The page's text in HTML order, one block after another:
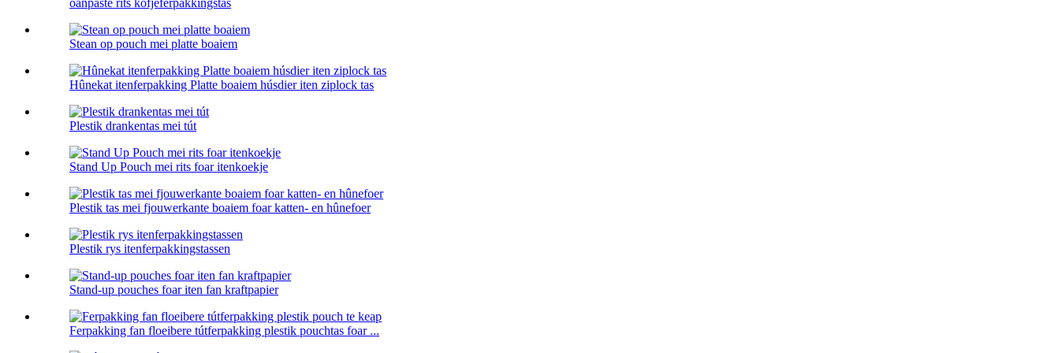
Stean op pouch mei platte boaiem
Hûnekat itenferpakking Platte boaiem húsdier iten ziplock tas
Plestik drankentas mei tút
Stand Up Pouch mei rits foar itenkoekje
Plestik tas mei fjouwerkante boaiem foar katten- en hûnefoer
Plestik rys itenferpakkingstassen
Stand-up pouches foar iten fan kraftpapier
Ferpakking fan floeibere tútferpakking plestik pouchtas foar ...